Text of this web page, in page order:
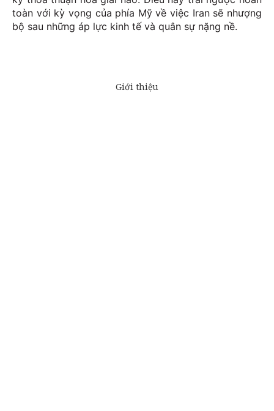
toàn với kỳ vọng của phía Mỹ về việc Iran sẽ nhượng
bộ sau những áp lực kinh tế và quân sự nặng nề.